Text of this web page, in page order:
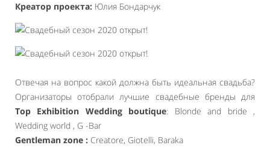
Креатор проекта: Юлия Бондарчук
Отвечая на вопрос какой должна быть идеальная свадьба?
Организаторы отобрали лучшие свадебные бренды для
Top Exhibition Wedding boutique: Blonde and bride ,
Wedding world , G -Bar
Gentleman zone : Creatore, Giotelli, Baraka